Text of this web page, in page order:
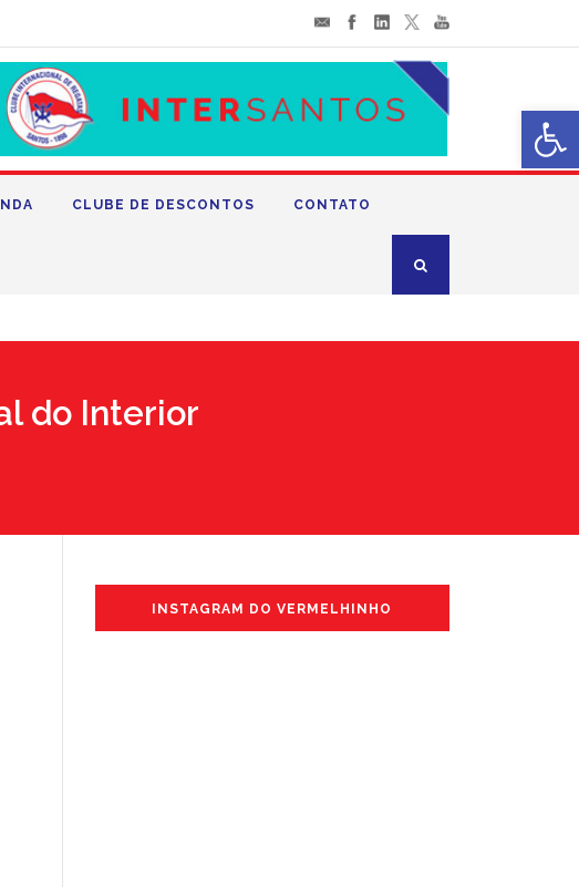
CLUBE DE DESCONTOS CONTATO
do Interior
INSTAGRAM DO VERMELHINHO
Abrir